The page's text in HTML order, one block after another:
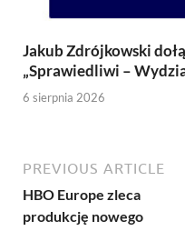
Jakub Zdrójkowski
„Sprawiedliwi –
6 sierpnia 2026
PREVIOUS ARTICLE
HBO Europe zleca
produkcję nowego